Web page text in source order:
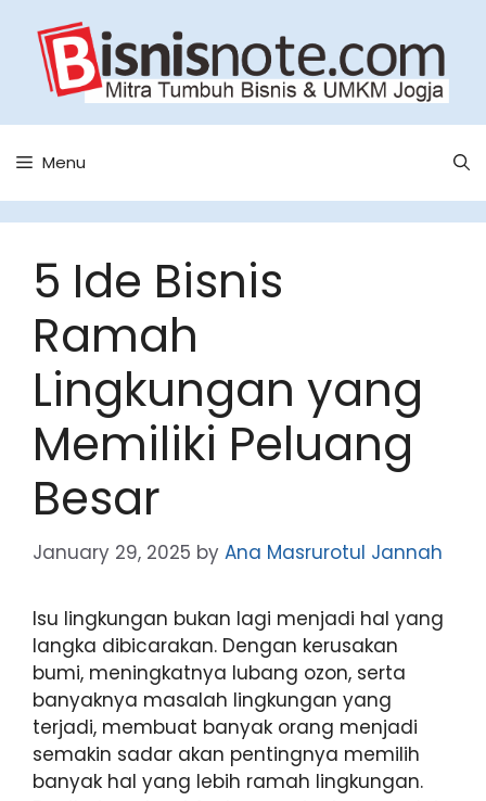
content
Menu
5 Ide Bisnis
Ramah
Lingkungan yang
Memiliki Peluang
Besar
January 29, 2025 by Ana Masrurotul Jannah
Isu lingkungan bukan lagi menjadi hal yang
langka dibicarakan. Dengan kerusakan
bumi, meningkatnya lubang ozon, serta
banyaknya masalah lingkungan yang
terjadi, membuat banyak orang menjadi
semakin sadar akan pentingnya memilih
banyak hal yang lebih ramah lingkungan.